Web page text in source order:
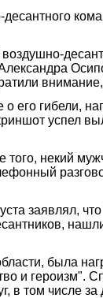
его гибели,
успел
некий
заявлял,
была
и героизм".
в том числе